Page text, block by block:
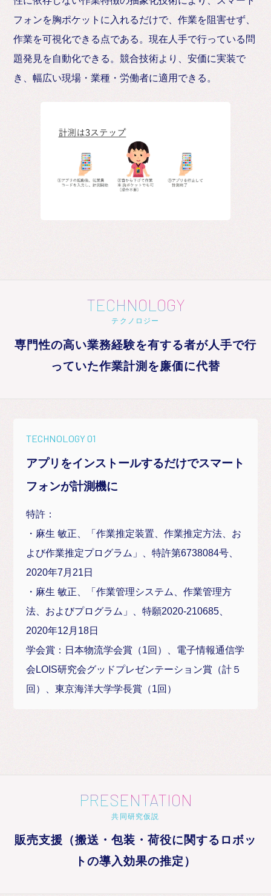
フォンを胸ポケットに入れるだけで、作業を阻害せず、
作業を可視化できる点である。現在人手で行っている問
題発見を自動化できる。競合技術より、安価に実装で
き、幅広い現場・業種・労働者に適用できる。
TECHNOLOGY
テクノロジー
専門性の高い業務経験を有する者が人手で行
っていた作業計測を廉価に代替
TECHNOLOGY 01
アプリをインストールするだけでスマート
フォンが計測機に
特許：
・麻生 敏正、「作業推定装置、作業推定方法、お
よび作業推定プログラム」、特許第6738084号、
2020年7月21日
・麻生 敏正、「作業管理システム、作業管理方
法、およびプログラム」、特願2020-210685、
2020年12月18日
学会賞：日本物流学会賞（1回）、電子情報通信学
会LOIS研究会グッドプレゼンテーション賞（計５
回）、東京海洋大学学長賞（1回）
PRESENTATION
共同研究仮説
販売支援（搬送・包装・荷役に関するロボッ
トの導入効果の推定）